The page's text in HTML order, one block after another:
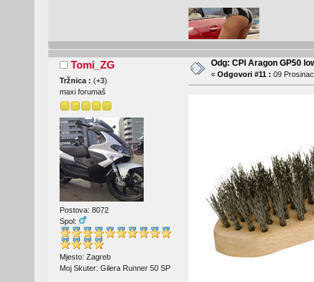
Tomi_ZG
Tržnica : (+3)
maxi forumaš
Postova: 8072
Spol:
Mjesto: Zagreb
Moj Skuter: Gilera Runner 50 SP
Odg: CPI Aragon GP50
« Odgovori #11 : 09